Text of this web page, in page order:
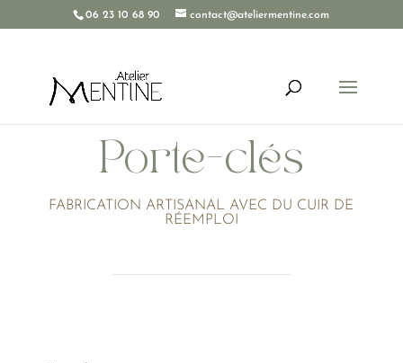
06 23 10 68 90 contact@ateliermentine.com
Porte-clés
FABRICATION ARTISANAL AVEC DU CUIR DE
RÉEMPLOI